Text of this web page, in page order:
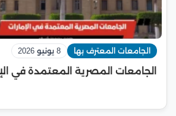
الجامعات المعترف بها 8 يونيو 2026
الجامعات المصرية المعتمدة في